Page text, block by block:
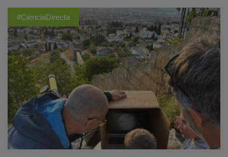
#CienciaDirecta